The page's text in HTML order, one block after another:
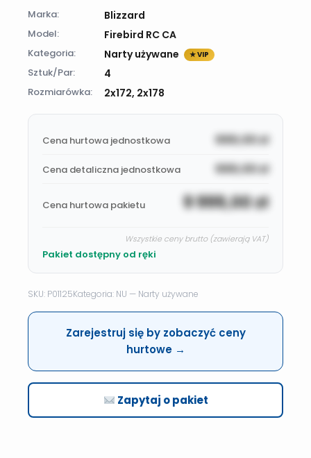
Marka: Blizzard
Model: Firebird RC CA
Kategoria: Narty używane ★ VIP
Sztuk/Par: 4
Rozmiarówka: 2x172, 2x178
Cena hurtowa jednostkowa 999,00zł
Cena detaliczna jednostkowa 999,00zł
Cena hurtowa pakietu 9 999,00zł
Wszystkie ceny brutto (zawierają VAT)
Pakiet dostępny od ręki
SKU: P01125Kategoria: NU — Narty używane
Zarejestruj się by zobaczyć ceny
hurtowe →
Zapytaj o pakiet